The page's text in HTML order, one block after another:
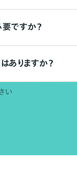
ですか？
ありますか？
い